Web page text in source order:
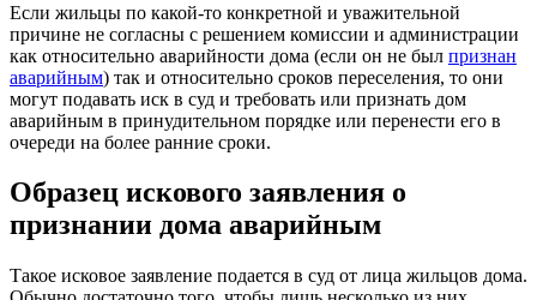
Если жильцы по какой-то конкретной и уважительной
причине не согласны с решением комиссии и администрации
как относительно аварийности дома (если он не был признан
аварийным) так и относительно сроков переселения, то они
могут подавать иск в суд и требовать или признать дом
аварийным в принудительном порядке или перенести его в
очереди на более ранние сроки.
Образец искового заявления о
признании дома аварийным
Такое исковое заявление подается в суд от лица жильцов дома.